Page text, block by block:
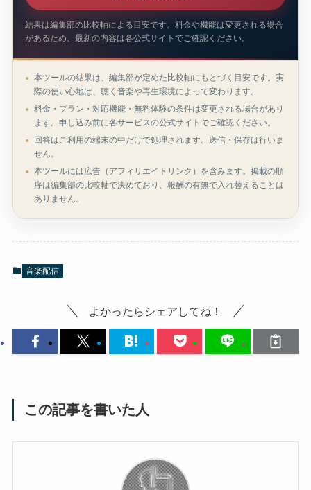
結果は編集部の比較軸による目安です。料金や機能は変更される場合
があるため、最新の内容は各公式サイトでご確認ください。
本ツールの結果は、編集部が定めた比較軸にもとづく目安です。実
際の使い心地は、聴く音楽や再生環境によって変わります。
料金・プラン・対応機能・無料体験の条件は変更される場合があり
ます。申し込み前に各サービスの公式サイトでご確認ください。
回答はご利用の端末の中だけで処理されます。送信・保存は行いま
せん。
本ツールには広告（アフィリエイトリンク）を含みます。掲載の順
序は編集部の比較軸で決めており、報酬の有無で入れ替えることは
ありません。
音楽配信
よかったらシェアしてね！
この記事を書いた人